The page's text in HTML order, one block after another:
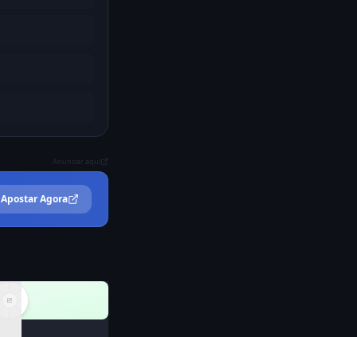
Anunciar aqui
Apostar Agora